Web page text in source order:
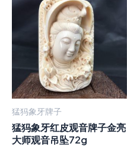
猛犸象牙牌子
猛犸象牙红皮观音牌子金亮
大师观音吊坠72g